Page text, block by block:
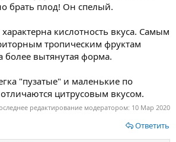
брать плод! Он спелый.
кислотность вкуса. Самым
тропическим фруктам
более вытянутая форма.
"пузатые" и маленькие по
цитрусовым вкусом.
редактирование модератором: 10 Мар 2020
Ответить